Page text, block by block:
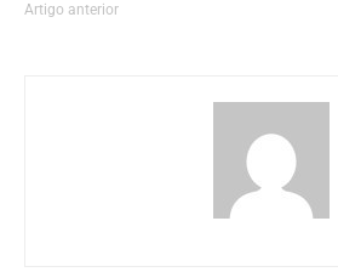
Artigo anterior